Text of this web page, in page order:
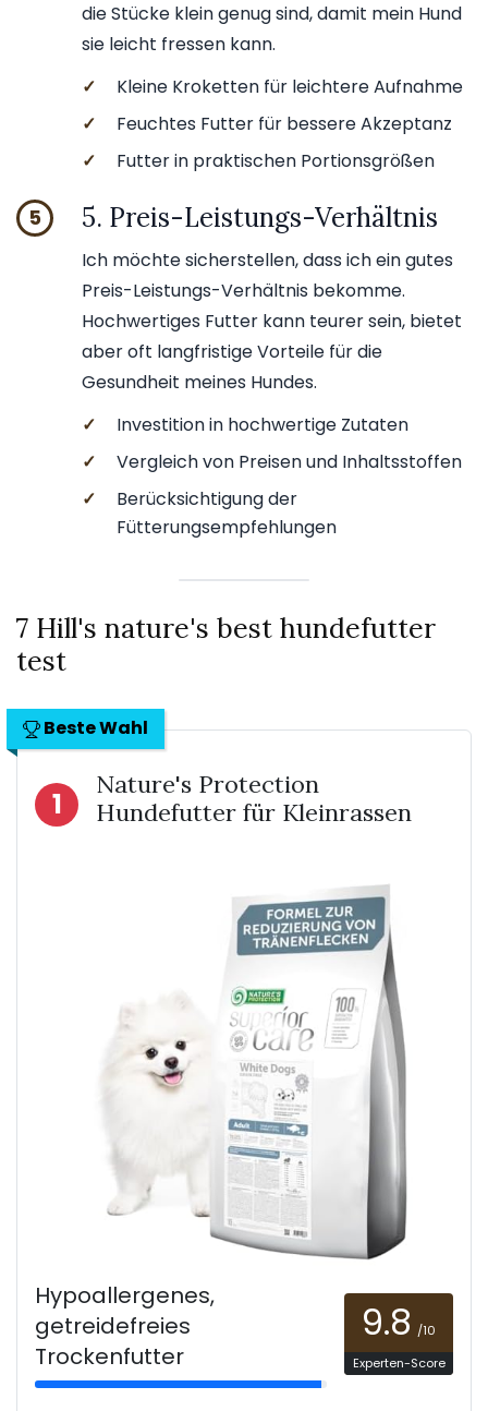
die Stücke klein genug sind, damit mein Hund
sie leicht fressen kann.
✓
Kleine Kroketten für leichtere Aufnahme
✓
Feuchtes Futter für bessere Akzeptanz
✓
Futter in praktischen Portionsgrößen
5 5. Preis-Leistungs-Verhältnis
Ich möchte sicherstellen, dass ich ein gutes
Preis-Leistungs-Verhältnis bekomme.
Hochwertiges Futter kann teurer sein, bietet
aber oft langfristige Vorteile für die
Gesundheit meines Hundes.
✓
Investition in hochwertige Zutaten
✓
Vergleich von Preisen und Inhaltsstoffen
✓
Berücksichtigung der
Fütterungsempfehlungen
7 Hill's nature's best hundefutter
test
Beste Wahl
1
Nature's Protection
Hundefutter für Kleinrassen
Hypoallergenes,
getreidefreies
Trockenfutter
9.8 /10
Experten-Score